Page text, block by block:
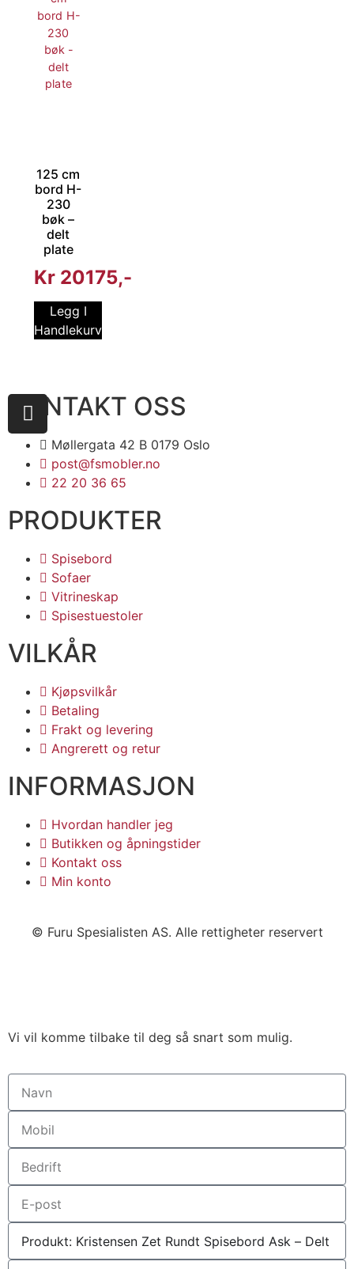
125 cm
bord H-
230
bøk –
delt
plate
Kr 20175
Legg I
Handlekurv
INFORMASJON
Hvordan handler jeg
Butikken og åpningstider
Kontakt oss
Min konto
VILKÅR
Kjøpsvilkår
Betaling
Frakt og levering
Angrerett og retur
PRODUKTER
Spisebord
Sofaer
Vitrineskap
Spisestuestoler
KONTAKT OSS
Møllergata 42 B 0179 Oslo
post@fsmobler.no
22 20 36 65
© Furu Spesialisten AS. Alle rettigheter reservert
Vi vil komme tilbake til deg så snart som mulig.